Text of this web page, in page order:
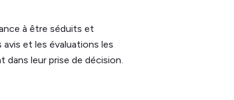
à être séduits et
et les évaluations les
dans leur prise de décision.